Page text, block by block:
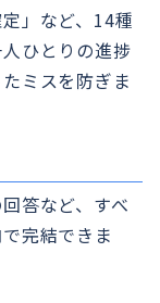
」など、14種
ひとりの進捗
ミスを防ぎま
答など、すべ
完結できま